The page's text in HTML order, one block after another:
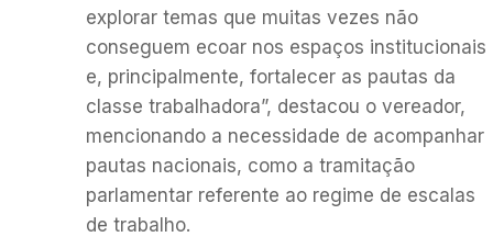
explorar temas que muitas vezes não
conseguem ecoar nos espaços institucionais
e, principalmente, fortalecer as pautas da
classe trabalhadora”, destacou o vereador,
mencionando a necessidade de acompanhar
pautas nacionais, como a tramitação
parlamentar referente ao regime de escalas
de trabalho.